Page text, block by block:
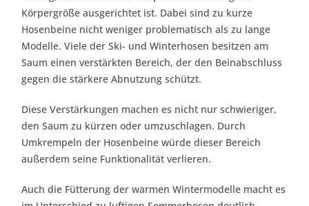
Körpergröße ausgerichtet ist. Dabei sind zu kurze
Hosenbeine nicht weniger problematisch als zu lange
Modelle. Viele der Ski- und Winterhosen besitzen am
Saum einen verstärkten Bereich, der den Beinabschluss
gegen die stärkere Abnutzung schützt.
Diese Verstärkungen machen es nicht nur schwieriger,
den Saum zu kürzen oder umzuschlagen. Durch
Umkrempeln der Hosenbeine würde dieser Bereich
außerdem seine Funktionalität verlieren.
Auch die Fütterung der warmen Wintermodelle macht es